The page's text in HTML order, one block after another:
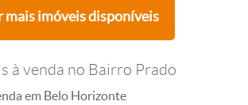
mais imóveis disponíveis
à venda no Bairro Prado
em Belo Horizonte